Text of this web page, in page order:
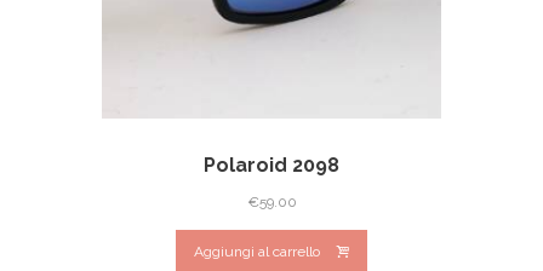
Polaroid 2098
€59.00
Aggiungi al carrello